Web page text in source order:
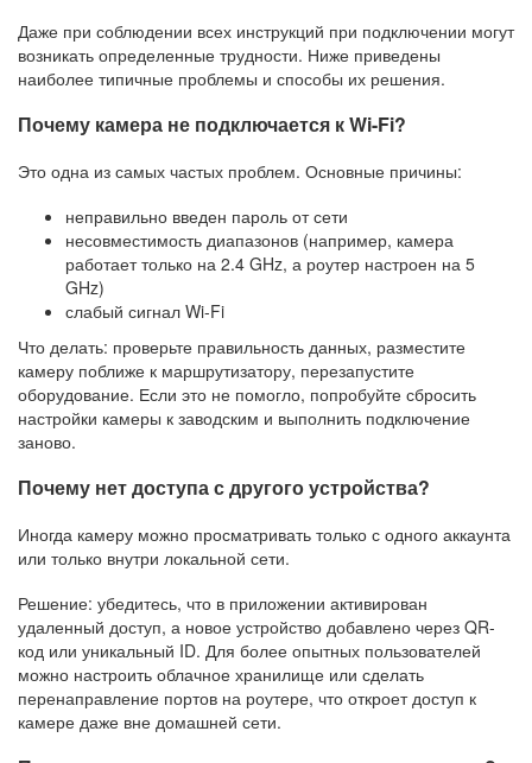
Даже при соблюдении всех инструкций при подключении могут
возникать определенные трудности. Ниже приведены
наиболее типичные проблемы и способы их решения.
Почему камера не подключается к Wi-Fi?
Это одна из самых частых проблем. Основные причины:
неправильно введен пароль от сети
несовместимость диапазонов (например, камера
работает только на 2.4 GHz, а роутер настроен на 5
GHz)
слабый сигнал Wi-Fi
Что делать: проверьте правильность данных, разместите
камеру поближе к маршрутизатору, перезапустите
оборудование. Если это не помогло, попробуйте сбросить
настройки камеры к заводским и выполнить подключение
заново.
Почему нет доступа с другого устройства?
Иногда камеру можно просматривать только с одного аккаунта
или только внутри локальной сети.
Решение: убедитесь, что в приложении активирован
удаленный доступ, а новое устройство добавлено через QR-
код или уникальный ID. Для более опытных пользователей
можно настроить облачное хранилище или сделать
перенаправление портов на роутере, что откроет доступ к
камере даже вне домашней сети.